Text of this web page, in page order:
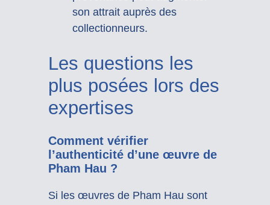
son attrait auprès des
collectionneurs.
Les questions les
plus posées lors des
expertises
Comment vérifier
l’authenticité d’une œuvre de
Pham Hau ?
Si les œuvres de Pham Hau sont